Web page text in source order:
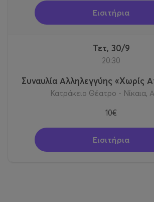
Εισιτήρια
Τετ, 30/9
20:30
Συναυλία Αλληλεγγύης «Χωρίς
Κατράκειο Θέατρο - Νίκαια,
10€
Εισιτήρια